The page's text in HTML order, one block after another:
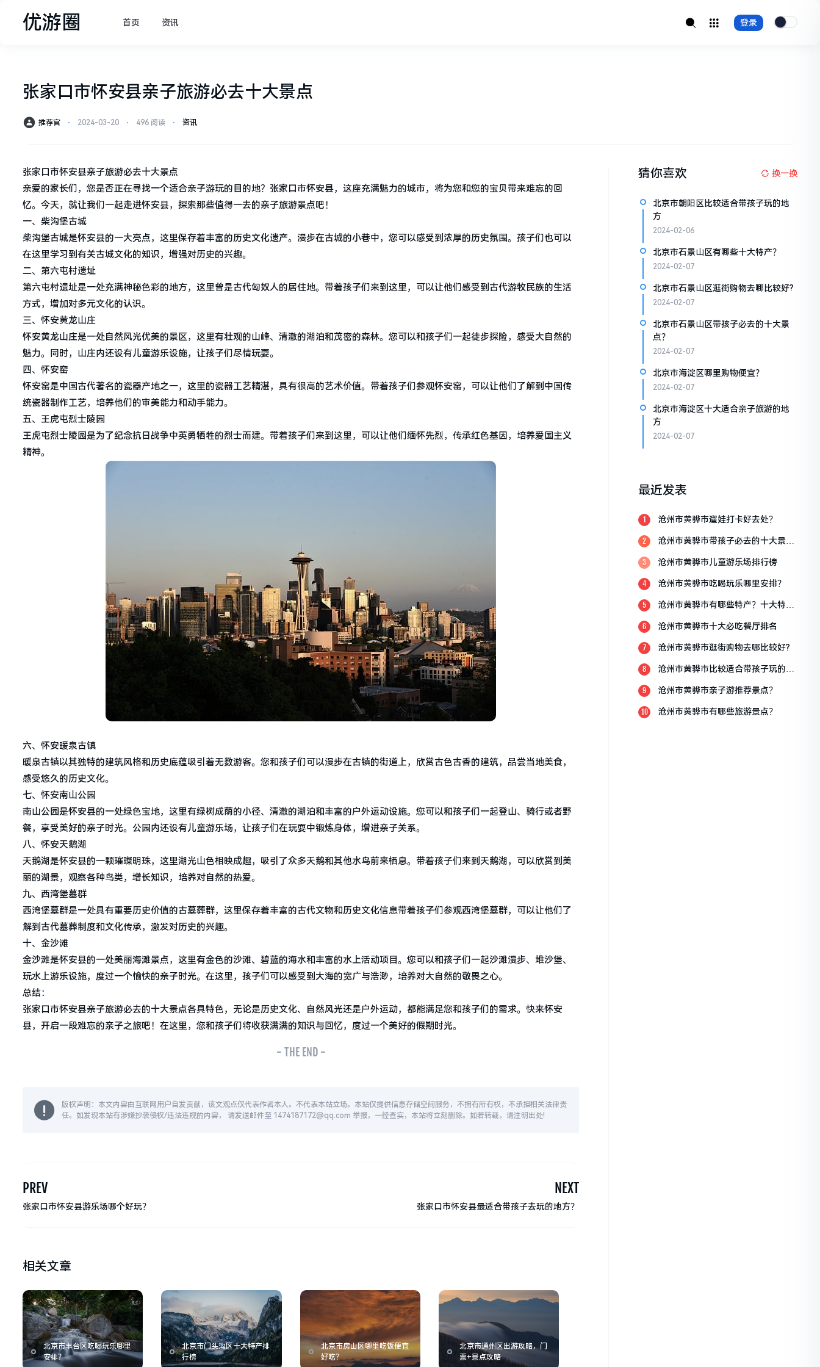
优游圈 首页 资讯 登录
张家口市怀安县亲子旅游必去十大景点
推荐官 ⋅ 2024-03-20 ⋅ 496 阅读 ⋅ 资讯
张家口市怀安县亲子旅游必去十大景点
亲爱的家长们，您是否正在寻找一个适合亲子游玩的目的地？张家口市怀安县，这座充满魅力的城市，将为您和您的宝贝带来难忘的回
忆。今天，就让我们一起走进怀安县，探索那些值得一去的亲子旅游景点吧！
一、柴沟堡古城
柴沟堡古城是怀安县的一大亮点，这里保存着丰富的历史文化遗产。漫步在古城的小巷中，您可以感受到浓厚的历史氛围。孩子们也可以
在这里学习到有关古城文化的知识，增强对历史的兴趣。
二、第六屯村遗址
第六屯村遗址是一处充满神秘色彩的地方，这里曾是古代匈奴人的居住地。带着孩子们来到这里，可以让他们感受到古代游牧民族的生活
方式，增加对多元文化的认识。
三、怀安黄龙山庄
怀安黄龙山庄是一处自然风光优美的景区，这里有壮观的山峰、清澈的湖泊和茂密的森林。您可以和孩子们一起徒步探险，感受大自然的
魅力。同时，山庄内还设有儿童游乐设施，让孩子们尽情玩耍。
四、怀安窑
怀安窑是中国古代著名的瓷器产地之一，这里的瓷器工艺精湛，具有很高的艺术价值。带着孩子们参观怀安窑，可以让他们了解到中国传
统瓷器制作工艺，培养他们的审美能力和动手能力。
五、王虎屯烈士陵园
王虎屯烈士陵园是为了纪念抗日战争中英勇牺牲的烈士而建。带着孩子们来到这里，可以让他们缅怀先烈，传承红色基因，培养爱国主义
精神。
六、怀安暖泉古镇
暖泉古镇以其独特的建筑风格和历史底蕴吸引着无数游客。您和孩子们可以漫步在古镇的街道上，欣赏古色古香的建筑，品尝当地美食，
感受悠久的历史文化。
七、怀安南山公园
南山公园是怀安县的一处绿色宝地，这里有绿树成荫的小径、清澈的湖泊和丰富的户外运动设施。您可以和孩子们一起登山、骑行或者野
餐，享受美好的亲子时光。公园内还设有儿童游乐场，让孩子们在玩耍中锻炼身体，增进亲子关系。
八、怀安天鹅湖
天鹅湖是怀安县的一颗璀璨明珠，这里湖光山色相映成趣，吸引了众多天鹅和其他水鸟前来栖息。带着孩子们来到天鹅湖，可以欣赏到美
丽的湖景，观察各种鸟类，增长知识，培养对自然的热爱。
九、西湾堡墓群
西湾堡墓群是一处具有重要历史价值的古墓葬群，这里保存着丰富的古代文物和历史文化信息带着孩子们参观西湾堡墓群，可以让他们了
解到古代墓葬制度和文化传承，激发对历史的兴趣。
十、金沙滩
金沙滩是怀安县的一处美丽海滩景点，这里有金色的沙滩、碧蓝的海水和丰富的水上活动项目。您可以和孩子们一起沙滩漫步、堆沙堡、
玩水上游乐设施，度过一个愉快的亲子时光。在这里，孩子们可以感受到大海的宽广与浩渺，培养对大自然的敬畏之心。
总结：
张家口市怀安县亲子旅游必去的十大景点各具特色，无论是历史文化、自然风光还是户外运动，都能满足您和孩子们的需求。快来怀安
县，开启一段难忘的亲子之旅吧！在这里，您和孩子们将收获满满的知识与回忆，度过一个美好的假期时光。
- THE END -
版权声明：本文内容由互联网用户自发贡献，该文观点仅代表作者本人。不代表本站立场。本站仅提供信息存储空间服务，不拥有所有权，不承担相关法律责
任。如发现本站有涉嫌抄袭侵权/违法违规的内容， 请发送邮件至 1474187172@qq.com 举报，一经查实，本站将立刻删除。如若转载，请注明出处!
PREV
张家口市怀安县游乐场哪个好玩？
NEXT
张家口市怀安县最适合带孩子去玩的地方？
相关文章
北京市丰台区吃喝玩乐哪里
安排？
北京市门头沟区十大特产排
行榜
北京市房山区哪里吃饭便宜
好吃？
北京市通州区出游攻略，门
票+景点攻略
猜你喜欢 换一换
北京市朝阳区比较适合带孩子玩的地
方
2024-02-06
北京市石景山区有哪些十大特产？
2024-02-07
北京市石景山区逛街购物去哪比较好?
2024-02-07
北京市石景山区带孩子必去的十大景
点？
2024-02-07
北京市海淀区哪里购物便宜？
2024-02-07
北京市海淀区十大适合亲子旅游的地
方
2024-02-07
最近发表
1 沧州市黄骅市遛娃打卡好去处？
2
沧州市黄骅市带孩子必去的十大景
3 沧州市黄骅市儿童游乐场排行榜
4 沧州市黄骅市吃喝玩乐哪里安排？
5
沧州市黄骅市有哪些特产？十大特产
6 沧州市黄骅市十大必吃餐厅排名
7 沧州市黄骅市逛街购物去哪比较好?
8
沧州市黄骅市比较适合带孩子玩的地
9 沧州市黄骅市亲子游推荐景点？
10 沧州市黄骅市有哪些旅游景点？